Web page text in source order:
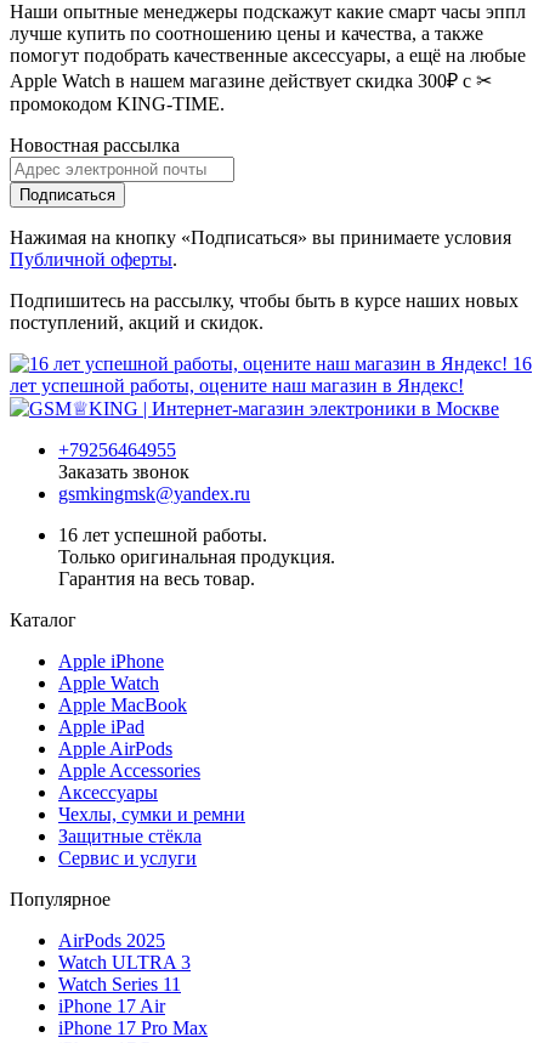
Наши опытные менеджеры подскажут какие смарт часы эппл
лучше купить по соотношению цены и качества, а также
помогут подобрать качественные аксессуары, а ещё на любые
Apple Watch в нашем магазине действует скидка 300₽ с ✂
промокодом KING-TIME.
Новостная рассылка
Подписаться
Нажимая на кнопку «Подписаться» вы принимаете условия
Публичной оферты.
Подпишитесь на рассылку, чтобы быть в курсе наших новых
поступлений, акций и скидок.
16
лет успешной работы, оцените наш магазин в Яндекс!
+79256464955
Заказать звонок
gsmkingmsk@yandex.ru
16 лет успешной работы.
Только оригинальная продукция.
Гарантия на весь товар.
Каталог
Apple iPhone
Apple Watch
Apple MacBook
Apple iPad
Apple AirPods
Apple Accessories
Аксессуары
Чехлы, сумки и ремни
Защитные стёкла
Сервис и услуги
Популярное
AirPods 2025
Watch ULTRA 3
Watch Series 11
iPhone 17 Air
iPhone 17 Pro Max